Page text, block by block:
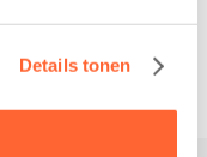
Details tonen